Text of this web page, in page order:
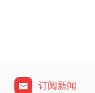
订阅新闻